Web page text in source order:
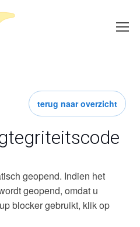
terug naar overzicht
geopend. Indien het
geopend, omdat u
blocker gebruikt, klik op